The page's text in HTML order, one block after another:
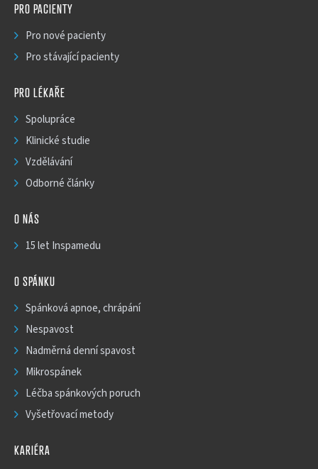
PRO PACIENTY
Pro nové pacienty
Pro stávající pacienty
PRO LÉKAŘE
Spolupráce
Klinické studie
Vzdělávání
Odborné články
O NÁS
15 let Inspamedu
O SPÁNKU
Spánková apnoe, chrápání
Nespavost
Nadměrná denní spavost
Mikrospánek
Léčba spánkových poruch
Vyšetřovací metody
KARIÉRA